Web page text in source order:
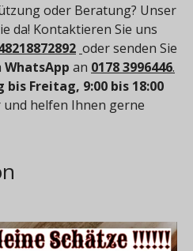
oder Beratung? Unser
da! Kontaktieren Sie uns
oder senden Sie
WhatsApp an 0178 3996446.
bis Freitag, 9:00 bis 18:00
helfen Ihnen gerne